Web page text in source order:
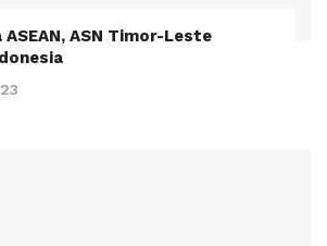
ASN Timor-Leste